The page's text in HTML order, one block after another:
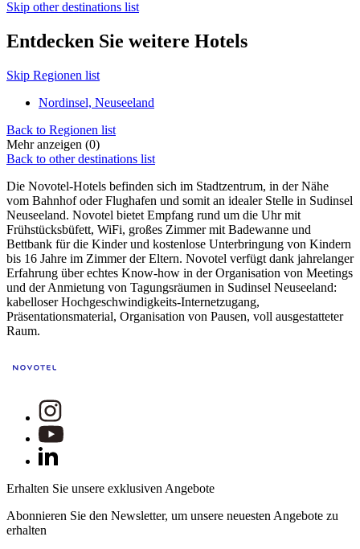
Skip other destinations list
Entdecken Sie weitere Hotels
Skip Regionen list
Nordinsel, Neuseeland
Back to Regionen list
Mehr anzeigen (0)
Back to other destinations list
Die Novotel-Hotels befinden sich im Stadtzentrum, in der Nähe
vom Bahnhof oder Flughafen und somit an idealer Stelle in Sudinsel
Neuseeland. Novotel bietet Empfang rund um die Uhr mit
Frühstücksbüfett, WiFi, großes Zimmer mit Badewanne und
Bettbank für die Kinder und kostenlose Unterbringung von Kindern
bis 16 Jahre im Zimmer der Eltern. Novotel verfügt dank jahrelanger
Erfahrung über echtes Know-how in der Organisation von Meetings
und der Anmietung von Tagungsräumen in Sudinsel Neuseeland:
kabelloser Hochgeschwindigkeits-Internetzugang,
Präsentationsmaterial, Organisation von Pausen, voll ausgestatteter
Raum.
Erhalten Sie unsere exklusiven Angebote
Abonnieren Sie den Newsletter, um unsere neuesten Angebote zu
erhalten